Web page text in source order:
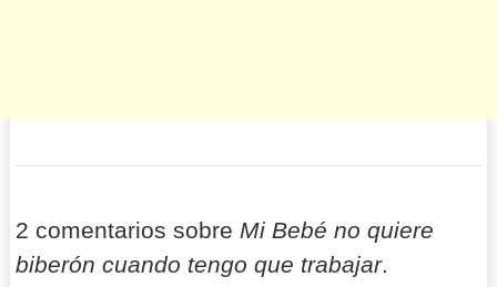
2 comentarios sobre Mi Bebé no quiere
biberón cuando tengo que trabajar.